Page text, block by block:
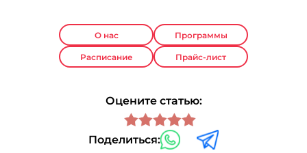
О нас Программы
Расписание Прайс-лист
Оцените статью:
Поделиться: